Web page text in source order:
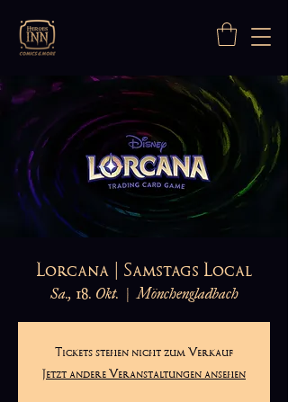
Lorcana | Samstags Local
Sa., 18. Okt.
  |
Mönchengladbach
Tickets stehen nicht zum Verkauf
Jetzt andere Veranstaltungen ansehen